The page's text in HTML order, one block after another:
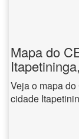
Mapa do
Veja o mapa
cidade